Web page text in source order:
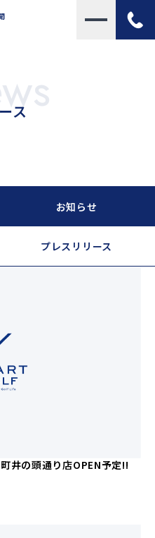
ス
お知らせ
プレスリリース
井の頭通り店OPEN予定!!